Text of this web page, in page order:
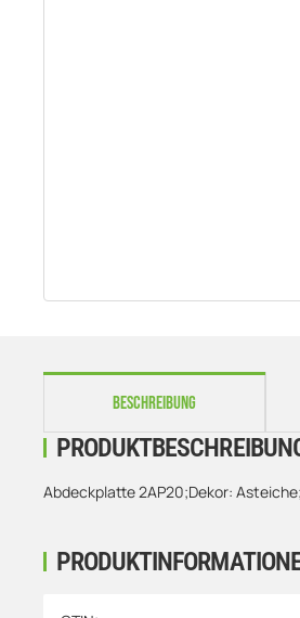
BESCHREIBUNG
Abdeckplatte 2AP20;Dekor: